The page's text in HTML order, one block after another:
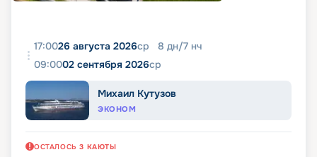
17:0026 августа 2026ср 8 дн/7 нч
09:0002 сентября 2026ср
Михаил Кутузов
ЭКОНОМ
ОСТАЛОСЬ 3 КАЮТЫ